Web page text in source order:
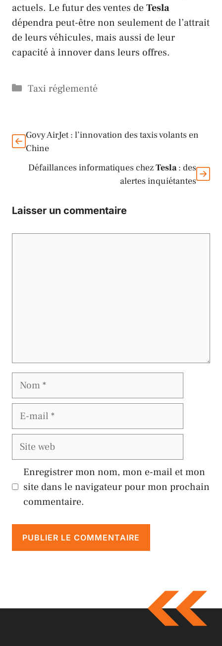
actuels. Le futur des ventes deTesla
dépendra peut-être non seulement de l’attrait
de leurs véhicules, mais aussi de leur
capacité à innover dans leurs offres.
Catégories
Taxi réglementé
Govy AirJet : l’innovation des taxis volants en
Chine
Défaillances informatiques chezTesla: des
alertes inquiétantes
Laisser un commentaire
Nom
E-
Site
Enregistrer mon nom, mon e-mail et mon
site dans le navigateur pour mon prochain
commentaire.
e